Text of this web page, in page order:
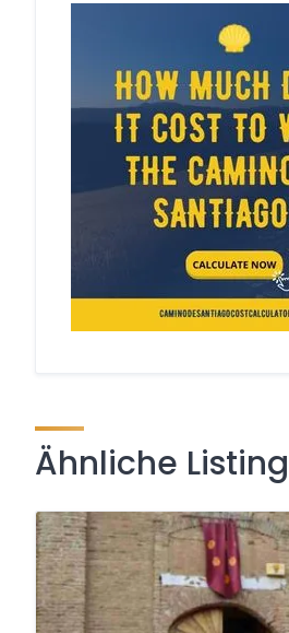
Ähnliche